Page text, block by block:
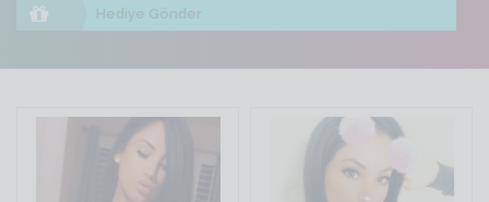
Hediye Gönder